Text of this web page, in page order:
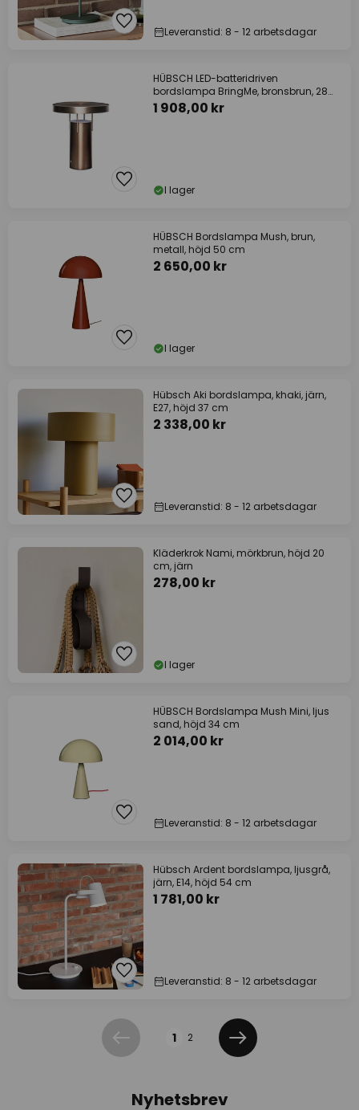
Leveranstid: 8 - 12 arbetsdagar
HÜBSCH LED-batteridriven
bordslampa BringMe, bronsbrun, 28
cm
1 908,00 kr
I lager
HÜBSCH Bordslampa Mush, brun,
metall, höjd 50 cm
2 650,00 kr
I lager
Hübsch Aki bordslampa, khaki, järn,
E27, höjd 37 cm
2 338,00 kr
Leveranstid: 8 - 12 arbetsdagar
Kläderkrok Nami, mörkbrun, höjd 20
cm, järn
278,00 kr
I lager
HÜBSCH Bordslampa Mush Mini, ljus
sand, höjd 34 cm
2 014,00 kr
Leveranstid: 8 - 12 arbetsdagar
Hübsch Ardent bordslampa, ljusgrå,
järn, E14, höjd 54 cm
1 781,00 kr
Leveranstid: 8 - 12 arbetsdagar
Föregående
1 2
Nästa
Nyhetsbrev